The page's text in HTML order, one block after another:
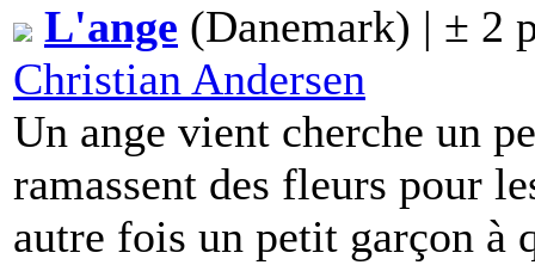
L'ange (Danemark) | ± 2
Christian Andersen
Un ange vient cherche un
ramassent des fleurs pour
autre fois un petit garçon à